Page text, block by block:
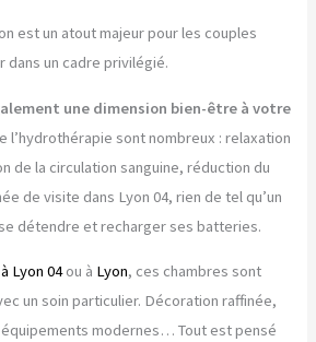
est un atout majeur pour les couples
un cadre privilégié.
une dimension bien-être à votre
l’hydrothérapie sont nombreux : relaxation
de la circulation sanguine, réduction du
de visite dans Lyon 04, rien de tel qu’un
détendre et recharger ses batteries.
Lyon 04ou à Lyon, ces chambres sont
un soin particulier. Décoration raffinée,
modernes… Tout est pensé